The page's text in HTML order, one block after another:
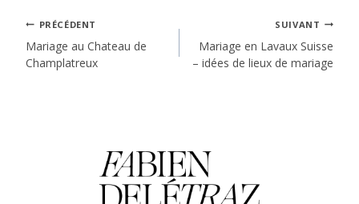
Navigation
de
PRÉCÉDENT
Mariage au Chateau de
Champlatreux
SUIVANT
Mariage en Lavaux Suisse
– idées de lieux de mariage